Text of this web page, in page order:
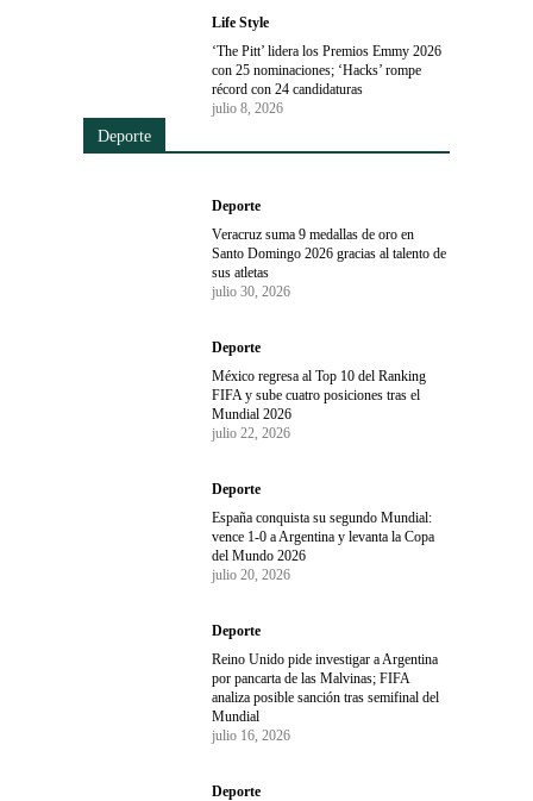
Life Style
‘The Pitt’ lidera los Premios Emmy 2026
con 25 nominaciones; ‘Hacks’ rompe
récord con 24 candidaturas
julio 8, 2026
Deporte
Deporte
Veracruz suma 9 medallas de oro en
Santo Domingo 2026 gracias al talento de
sus atletas
julio 30, 2026
Deporte
México regresa al Top 10 del Ranking
FIFA y sube cuatro posiciones tras el
Mundial 2026
julio 22, 2026
Deporte
España conquista su segundo Mundial:
vence 1-0 a Argentina y levanta la Copa
del Mundo 2026
julio 20, 2026
Deporte
Reino Unido pide investigar a Argentina
por pancarta de las Malvinas; FIFA
analiza posible sanción tras semifinal del
Mundial
julio 16, 2026
Deporte